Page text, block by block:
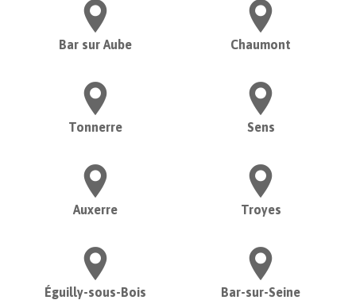
Bar sur Aube Chaumont
Tonnerre Sens
Auxerre Troyes
Éguilly-sous-Bois Bar-sur-Seine